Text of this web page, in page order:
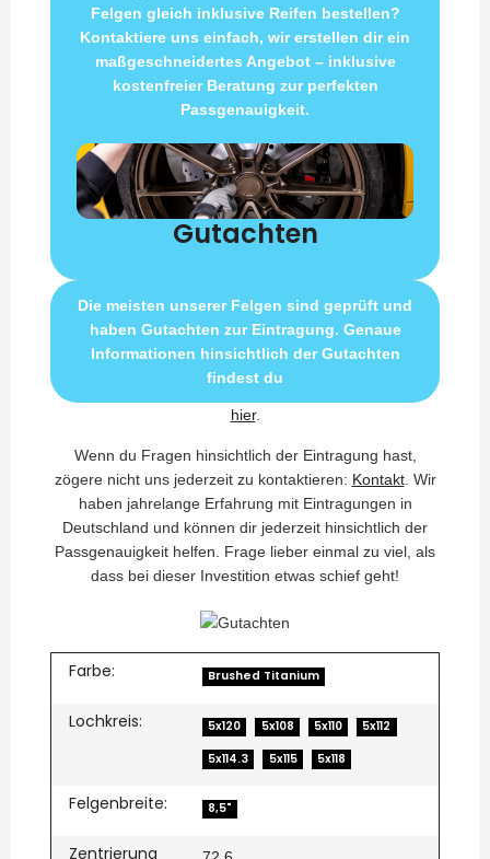
Felgen gleich inklusive Reifen bestellen?
Kontaktiere uns einfach, wir erstellen dir ein
maßgeschneidertes Angebot – inklusive
kostenfreier Beratung zur perfekten
Passgenauigkeit.
Gutachten
Die meisten unserer Felgen sind geprüft und
haben Gutachten zur Eintragung. Genaue
Informationen hinsichtlich der Gutachten
findest du
hier.
Wenn du Fragen hinsichtlich der Eintragung hast,
zögere nicht uns jederzeit zu kontaktieren: Kontakt. Wir
haben jahrelange Erfahrung mit Eintragungen in
Deutschland und können dir jederzeit hinsichtlich der
Passgenauigkeit helfen. Frage lieber einmal zu viel, als
dass bei dieser Investition etwas schief geht!
Farbe: Brushed Titanium
Lochkreis: 5x120 5x108 5x110
5x112
5x114.3
5x115 5x118
Felgenbreite: 8,5"
Zentrierung